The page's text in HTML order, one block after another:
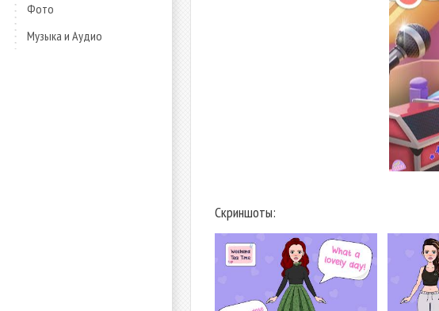
Фото
Музыка и Аудио
Скриншоты: